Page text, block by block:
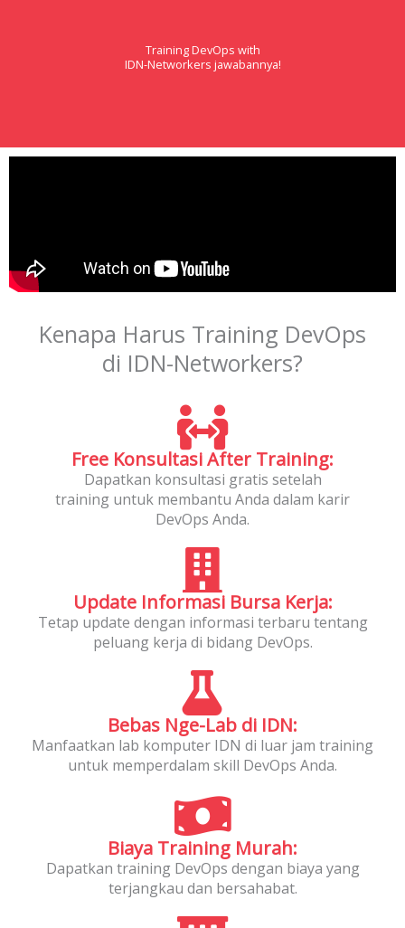
Training DevOps with
IDN-Networkers jawabannya!
Kenapa Harus Training DevOps
di IDN-Networkers?
Free Konsultasi After Training:
Dapatkan konsultasi gratis setelah
training untuk membantu Anda dalam karir
DevOps Anda.
Update Informasi Bursa Kerja:
Tetap update dengan informasi terbaru tentang
peluang kerja di bidang DevOps.
Bebas Nge-Lab di IDN:
Manfaatkan lab komputer IDN di luar jam training
untuk memperdalam skill DevOps Anda.
Biaya Training Murah:
Dapatkan training DevOps dengan biaya yang
terjangkau dan bersahabat.